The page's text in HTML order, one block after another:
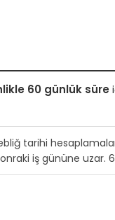
60 günlük süre
tarihi
iş gününe uzar.